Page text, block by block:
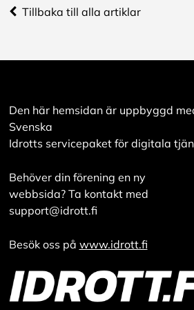
utveckla en ännu
innehåll som är
dina
cookiepreferenser
och kan ändra dem
mer om våra
cookies.
e
i
g
e
Tillbaka till alla artiklar
Den här hemsidan är uppbyggd
Svenska
Idrotts servicepaket för digitala
Behöver din förening en ny
webbsida? Ta kontakt med
support@idrott.fi
Besök oss på www.idrott.fi